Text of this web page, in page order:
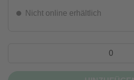
Nicht online erhältlich